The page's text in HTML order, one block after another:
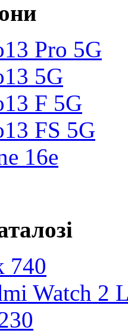
Pro 5G
5G
F 5G
FS 5G
16e
740
Watch 2